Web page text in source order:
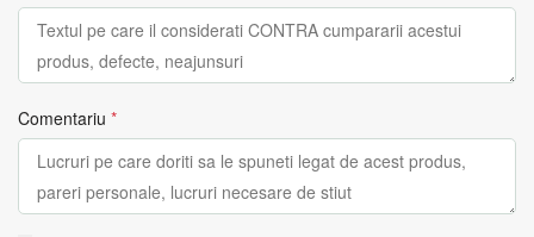
Comentariu *